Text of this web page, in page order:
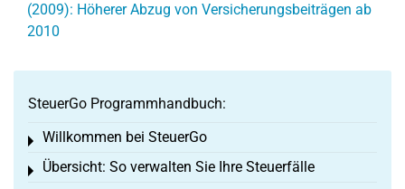
(2009): Höherer Abzug von Versicherungsbeiträgen ab
2010
SteuerGo Programmhandbuch:
Willkommen bei SteuerGo
Toggle menu
Übersicht: So verwalten Sie Ihre Steuerfälle
Toggle menu